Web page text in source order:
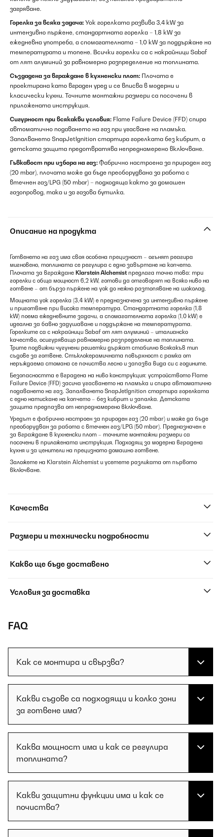
загряване.
Горелка за всяка задача: Уок горелката развива 3,4 kW за
интензивно пържене, стандартната горелка – 1,8 kW за
ежедневна употреба, а спомагателната – 1,0 kW за поддържане на
температурата и топене. Всички горелки са с накрайници Sabaf
от лят алуминий за равномерно разпределение на топлината.
Създадена за вграждане в кухненски плот: Плочата е
проектирана като вграден уред и се вписва в модерни и
класически кухни. Точните монтажни размери са посочени в
приложената инструкция.
Сигурност при всякакви условия: Flame Failure Device (FFD) спира
автоматично подаването на газ при угасване на пламъка.
Запалването SnapJetIgnition стартира горелката без кибрит, а
детската защита предотвратява непреднамерено включване.
Гъвкавост при избора на газ: Фабрично настроена за природен газ
(20 mbar), плочата може да бъде преоборудвана за работа с
втечнен газ/LPG (50 mbar) – подходяща както за домашен
газопровод, така и за газова бутилка.
Описание на продукта
Готвенето на газ има своя особена прецизност – огънят реагира
мигновено, топлината се регулира с едно завъртане на копчето.
Плочата за вграждане Klarstein Alchemistпредлага точно това: три
горелки с обща мощност 6,2 kW, готови да отговорят на всяко ниво на
готвене – от бързо пържене на уок до нежно разтопяване на шоколад.
Мощната уок горелка (3,4 kW) е предназначена за интензивно пържене
и приготвяне при висока температура. Стандартната горелка (1,8
kW) поема ежедневните задачи, а спомагателната горелка (1,0 kW) е
идеална за бавно задушаване и поддържане на температурата.
Горелките са с накрайници Sabaf от лят алуминий – италианско
качество, осигуряващо равномерно разпределение на топлината.
Трите подвижни чугунени решетки държат стабилно всякакъв тип
съдове за готвене. Стъклокерамичната повърхност с рамка от
неръждаема стомана се почиства лесно и запазва вида си с годините.
Безопасността е вградена на ниво конструкция: устройството Flame
Failure Device (FFD) засича угасването на пламъка и спира автоматично
подаването на газ. Запалването SnapJetIgnition стартира горелката
с едно натискане на копчето – без кибрит и запалка. Детската
защита предпазва от непреднамерено включване.
Уредът е фабрично настроен за природен газ (20 mbar) и може да бъде
преоборудван за работа с втечнен газ/LPG (50 mbar). Предназначен е
за вграждане в кухненски плот – точните монтажни размери са
посочени в приложената инструкция. Подходящ за модерна вградена
кухня и за ценители на прецизното домашно готвене.
Заложете на Klarstein Alchemist и усетете разликата от първото
включване.
Качества
Размери и технически подробности
Какво ще бъде доставено
Условия за доставка
FAQ
Как се монтира и свързва?
Какви съдове са подходящи и колко зони
за готвене има?
Каква мощност има и как се регулира
топлината?
Какви защитни функции има и как се
почиства?